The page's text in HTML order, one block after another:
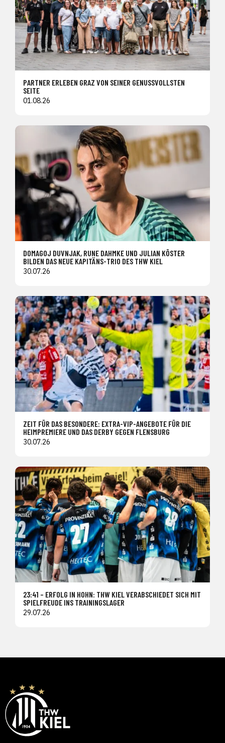
PARTNER ERLEBEN GRAZ VON SEINER GENUSSVOLLSTEN
SEITE
01.08.26
DOMAGOJ DUVNJAK, RUNE DAHMKE UND JULIAN KÖSTER
BILDEN DAS NEUE KAPITÄNS-TRIO DES THW KIEL
30.07.26
ZEIT FÜR DAS BESONDERE: EXTRA-VIP-ANGEBOTE FÜR DIE
HEIMPREMIERE UND DAS DERBY GEGEN FLENSBURG
30.07.26
23:41 – ERFOLG IN HOHN: THW KIEL VERABSCHIEDET SICH MIT
SPIELFREUDE INS TRAININGSLAGER
29.07.26